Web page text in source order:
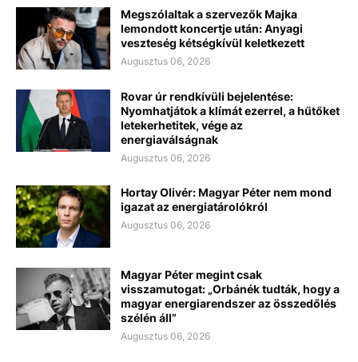
Megszólaltak a szervezők Majka
lemondott koncertje után: Anyagi
veszteség kétségkívül keletkezett
Augusztus 06, 2026
Rovar úr rendkívüli bejelentése:
Nyomhatjátok a klímát ezerrel, a hűtőket
letekerhetitek, vége az
energiaválságnak
Augusztus 06, 2026
Hortay Olivér: Magyar Péter nem mond
igazat az energiatárolókról
Augusztus 06, 2026
Magyar Péter megint csak
visszamutogat: „Orbánék tudták, hogy a
magyar energiarendszer az összedőlés
szélén áll”
Augusztus 06, 2026